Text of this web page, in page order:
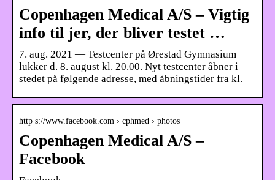
Copenhagen Medical A/S – Vigtig
info til jer, der bliver testet …
7. aug. 2021 — Testcenter på Ørestad Gymnasium
lukker d. 8. august kl. 20.00. Nyt testcenter åbner i
stedet på følgende adresse, med åbningstider fra kl.
http s://www.facebook.com › cphmed › photos
Copenhagen Medical A/S –
Facebook